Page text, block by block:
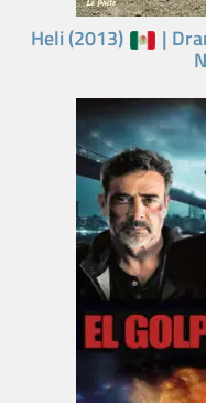
Heli (2013) |